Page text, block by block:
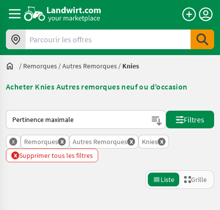
Parcourir les offres
/ Remorques /Autres Remorques / Knies
Acheter Knies Autres remorques neuf ou d’occasion
Voici comment les annonces sont triées sur Landwirt.com
Filtres
x Remorques x Autres Remorques x Knies x
x Supprimer tous les filtres
Liste Grille